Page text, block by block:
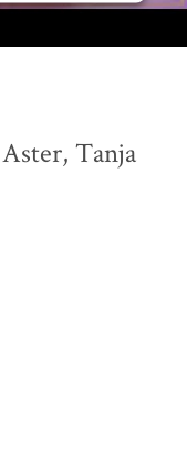
Tanja